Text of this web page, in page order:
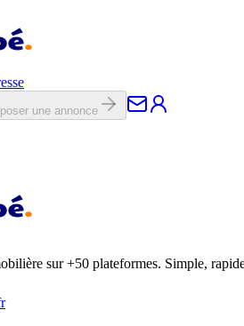
une annonce
sur +50 plateformes. Simple,